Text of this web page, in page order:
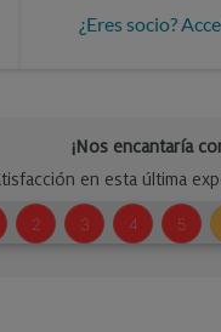
¿Eres socio?